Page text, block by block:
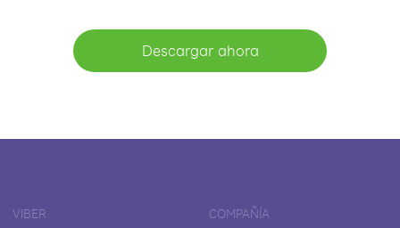
Descargar ahora
VIBER COMPAÑÍA